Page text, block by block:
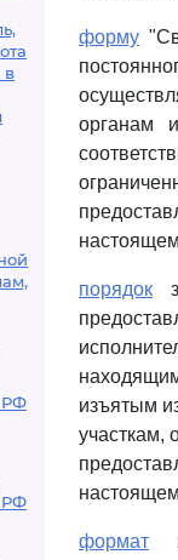
в
РФ
РФ
форму
органам
порядок
изъятым
участкам,
формат